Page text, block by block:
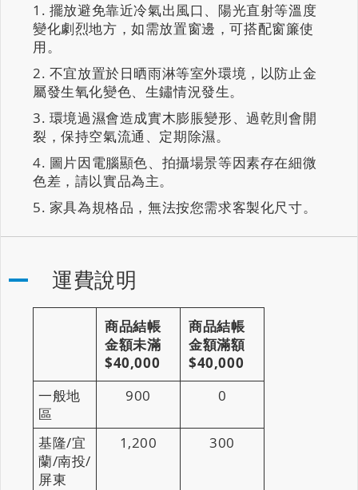
擺放避免靠近冷氣出風口、陽光直射等溫度
變化劇烈地方，如需放置窗邊，可搭配窗簾使
用。
不宜放置於日晒雨淋等室外環境，以防止金
屬發生氧化變色、生鏽情況發生。
環境過濕會造成實木膨脹變形、過乾則會開
裂，保持空氣流通、定期除濕。
圖片因電腦顯色、拍攝場景等因素存在細微
色差，請以實品為主。
家具為規格品，無法按您需求客製化尺寸。
運費說明
商品結帳
金額未滿
$40,000
商品結帳
金額滿額
$40,000
一般地
區
900 0
基隆/宜
蘭/南投/
屏東
1,200 300